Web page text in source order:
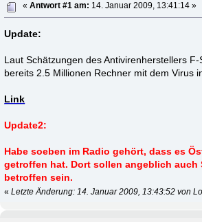
«Antwort #1 am: 14. Januar 2009, 13:41:14 »
Update:
Laut Schätzungen des Antivirenherstellers
bereits 2.5 Millionen Rechner mit dem Virus
Link
Update2:
Habe soeben im Radio gehört, dass es
getroffen hat. Dort sollen angeblich auch
betroffen sein.
«Letzte Änderung: 14. Januar 2009, 13:43:52 von